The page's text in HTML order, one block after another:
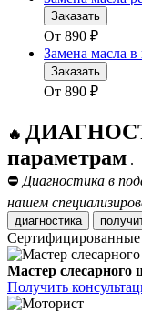
Заказать
От 890 ₽
Замена масла
Заказать
От 890 ₽
🔥
параметрам .
⛔ Диагностика в
нашем
диагностика
Сертифицированные
Мастер слесарного
Получить